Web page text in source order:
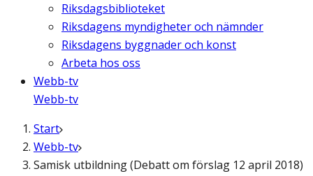
Riksdagsbiblioteket
Riksdagens myndigheter och nämnder
Riksdagens byggnader och konst
Arbeta hos oss
Webb-tv
Webb-tv
Start
Webb-tv
Samisk utbildning (Debatt om förslag 12 april 2018)